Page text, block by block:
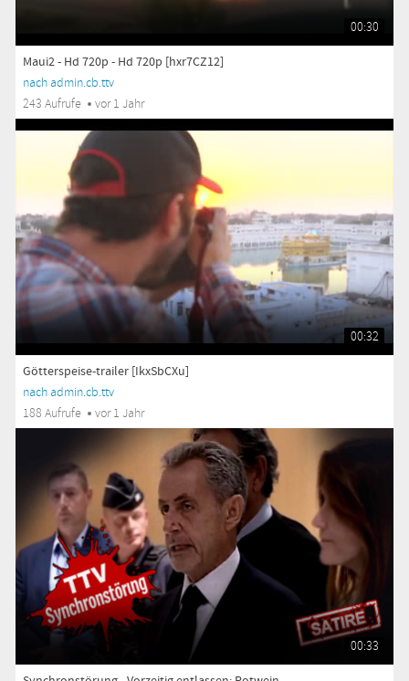
00:30
Maui2 - Hd 720p - Hd 720p [hxr7CZ12]
nach admin.cb.ttv
243 Aufrufe
vor 1 Jahr
00:32
Götterspeise-trailer [IkxSbCXu]
nach admin.cb.ttv
188 Aufrufe
vor 1 Jahr
00:33